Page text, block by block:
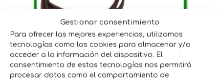
Gestionar consentimiento
Para ofrecer las mejores experiencias, utilizamos
tecnologías como las cookies para almacenar y/o
acceder a la información del dispositivo. El
consentimiento de estas tecnologías nos permitirá
procesar datos como el comportamiento de
RAMAL ADIESTRAMIENTO PIEL